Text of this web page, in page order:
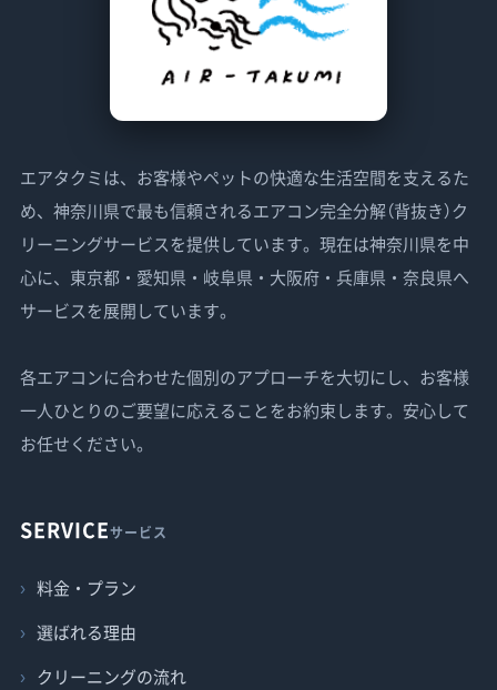
エアタクミは、お客様やペットの快適な生活空間を支えるた
め、神奈川県で最も信頼されるエアコン完全分解（背抜き）ク
リーニングサービスを提供しています。現在は神奈川県を中
心に、東京都・愛知県・岐阜県・大阪府・兵庫県・奈良県へ
サービスを展開しています。
各エアコンに合わせた個別のアプローチを大切にし、お客様
一人ひとりのご要望に応えることをお約束します。安心して
お任せください。
SERVICEサービス
料金・プラン
選ばれる理由
クリーニングの流れ